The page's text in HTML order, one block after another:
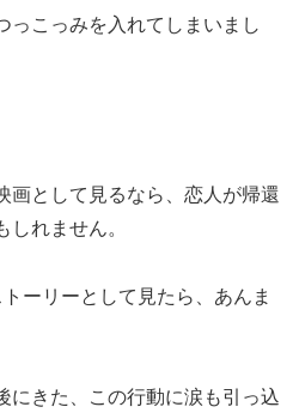
っこっみを入れてしまいまし
画として見るなら、恋人が帰還
しれません。
ーリーとして見たら、あんま
にきた、この行動に涙も引っ込